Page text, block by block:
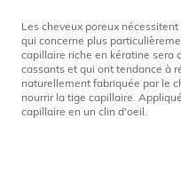
Les cheveux poreux nécessitent
qui concerne plus
capillaire riche en kératine sera
cassants et qui ont tendance à
naturellement fabriquée par le
nourrir la tige capillaire.
capillaire en un clin d'oeil.